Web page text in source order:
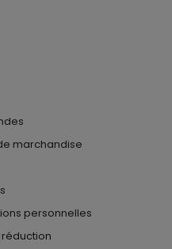
marchandise
personnelles